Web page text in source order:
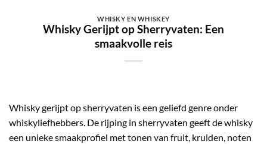
WHISKY EN WHISKEY
Whisky Gerijpt op Sherryvaten: Een
smaakvolle reis
Whisky gerijpt op sherryvaten is een geliefd genre onder
whiskyliefhebbers. De rijping in sherryvaten geeft de whisky
een unieke smaakprofiel met tonen van fruit, kruiden, noten